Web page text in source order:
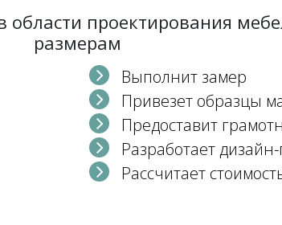
области проектирования
размерам
Выполнит замер
Привезет образцы
Предоставит
Разработает
Рассчитает